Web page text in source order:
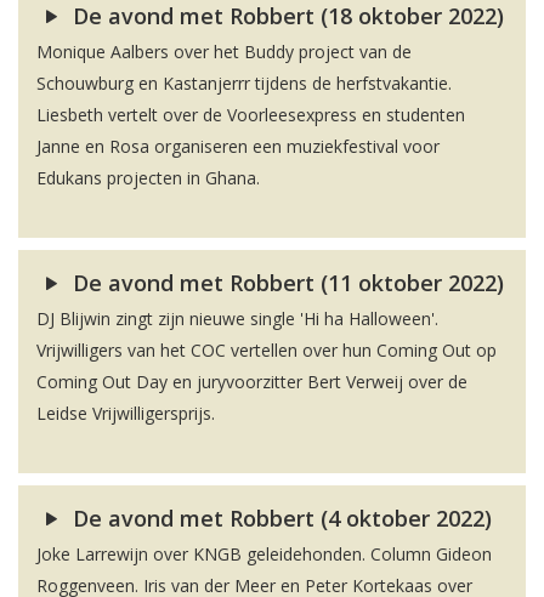
De avond met Robbert (18 oktober 2022)
Monique Aalbers over het Buddy project van de
Schouwburg en Kastanjerrr tijdens de herfstvakantie.
Liesbeth vertelt over de Voorleesexpress en studenten
Janne en Rosa organiseren een muziekfestival voor
Edukans projecten in Ghana.
De avond met Robbert (11 oktober 2022)
DJ Blijwin zingt zijn nieuwe single 'Hi ha Halloween'.
Vrijwilligers van het COC vertellen over hun Coming Out op
Coming Out Day en juryvoorzitter Bert Verweij over de
Leidse Vrijwilligersprijs.
De avond met Robbert (4 oktober 2022)
Joke Larrewijn over KNGB geleidehonden. Column Gideon
Roggenveen. Iris van der Meer en Peter Kortekaas over